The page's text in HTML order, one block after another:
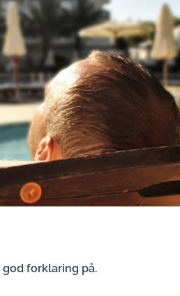
forklaring på.